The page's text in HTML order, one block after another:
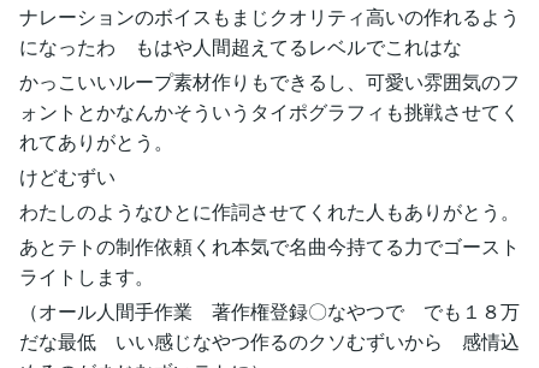
ナレーションのボイスもまじクオリティ高いの作れるよう
になったわ もはや人間超えてるレベルでこれはな
かっこいいループ素材作りもできるし、可愛い雰囲気のフ
ォントとかなんかそういうタイポグラフィも挑戦させてく
れてありがとう。
けどむずい
わたしのようなひとに作詞させてくれた人もありがとう。
あとテトの制作依頼くれ本気で名曲今持てる力でゴースト
ライトします。
（オール人間手作業 著作権登録〇なやつで でも１８万
だな最低 いい感じなやつ作るのクソむずいから 感情込